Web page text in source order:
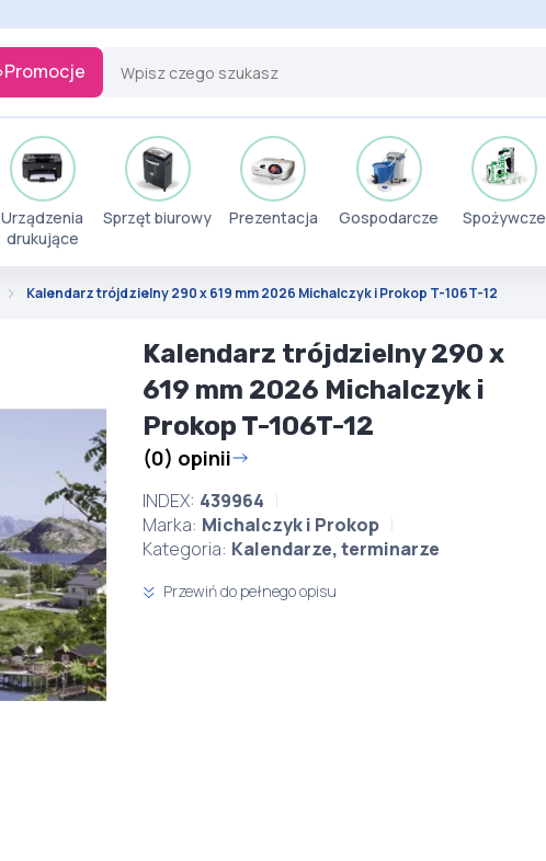
Promocje
Urządzenia
drukujące
Sprzęt biurowy Prezentacja Gospodarcze Spożywcze
Kalendarz trójdzielny 290 x 619 mm 2026 Michalczyk i Prokop T-106T-12
Kalendarz trójdzielny 290 x
619 mm 2026 Michalczyk i
Prokop T-106T-12
(0) opinii
INDEX: 439964
Marka: Michalczyk i Prokop
Kategoria: Kalendarze, terminarze
Przewiń do pełnego opisu